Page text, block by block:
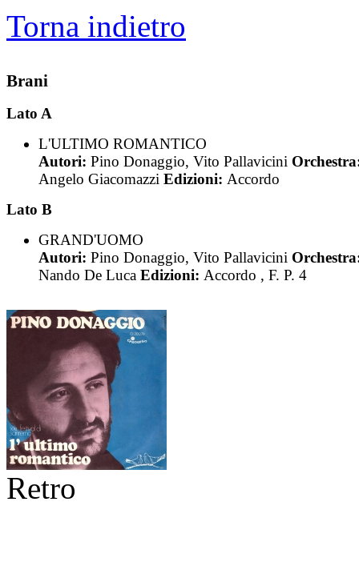
Torna indietro
Brani
Lato A
L'ULTIMO ROMANTICO
Autori: Pino Donaggio, Vito Pallavicini
Angelo Giacomazzi Edizioni: Accordo
Lato B
GRAND'UOMO
Autori: Pino Donaggio, Vito Pallavicini
Nando De Luca Edizioni: Accordo , F. P. 4
Retro